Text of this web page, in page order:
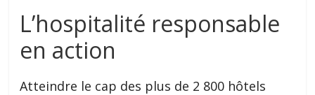
L’hospitalité responsable
en action
Atteindre le cap des plus de 2 800 hôtels